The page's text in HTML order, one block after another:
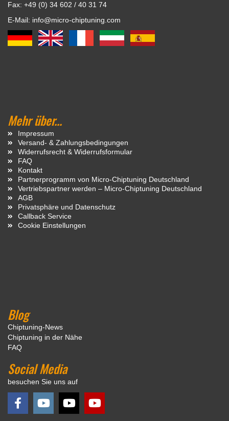
Fax: +49 (0) 34 602 / 40 31 74
E-Mail: info@micro-chiptuning.com
Mehr über...
Impressum
Versand- & Zahlungsbedingungen
Widerrufsrecht & Widerrufsformular
FAQ
Kontakt
Partnerprogramm von Micro-Chiptuning Deutschland
Vertriebspartner werden – Micro-Chiptuning Deutschland
AGB
Privatsphäre und Datenschutz
Callback Service
Cookie Einstellungen
Blog
Chiptuning-News
Chiptuning in der Nähe
FAQ
Social Media
besuchen Sie uns auf